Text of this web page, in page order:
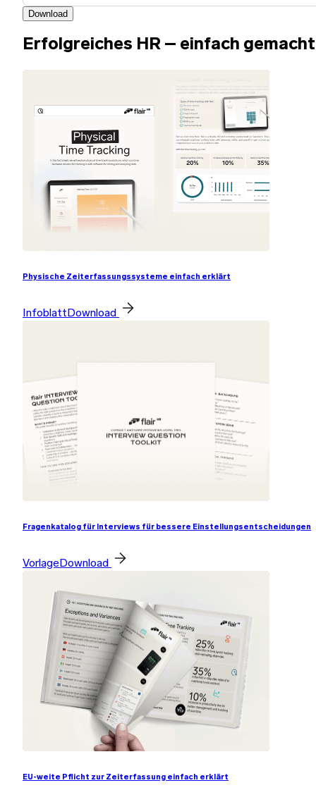
Download
Erfolgreiches HR – einfach gemacht
Physische Zeiterfassungssysteme einfach erklärt
Infoblatt Download
Fragenkatalog für Interviews für bessere Einstellungsentscheidungen
Vorlage Download
EU-weite Pflicht zur Zeiterfassung einfach erklärt